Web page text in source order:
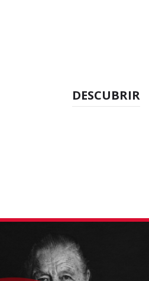
DESCUBRIR